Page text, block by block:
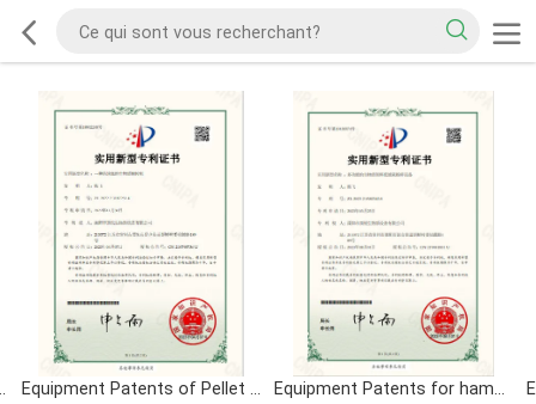
Certification Equipment Patents of Pellet Machine Equipment Patents for hammer mill